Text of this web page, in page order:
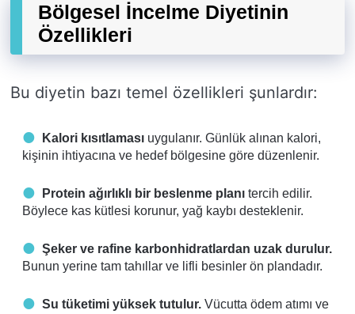
Bölgesel İncelme Diyetinin
Özellikleri
Bu diyetin bazı temel özellikleri şunlardır:
Kalori kısıtlaması uygulanır. Günlük alınan kalori,
kişinin ihtiyacına ve hedef bölgesine göre düzenlenir.
Protein ağırlıklı bir beslenme planı tercih edilir.
Böylece kas kütlesi korunur, yağ kaybı desteklenir.
Şeker ve rafine karbonhidratlardan uzak durulur.
Bunun yerine tam tahıllar ve lifli besinler ön plandadır.
Su tüketimi yüksek tutulur. Vücutta ödem atımı ve